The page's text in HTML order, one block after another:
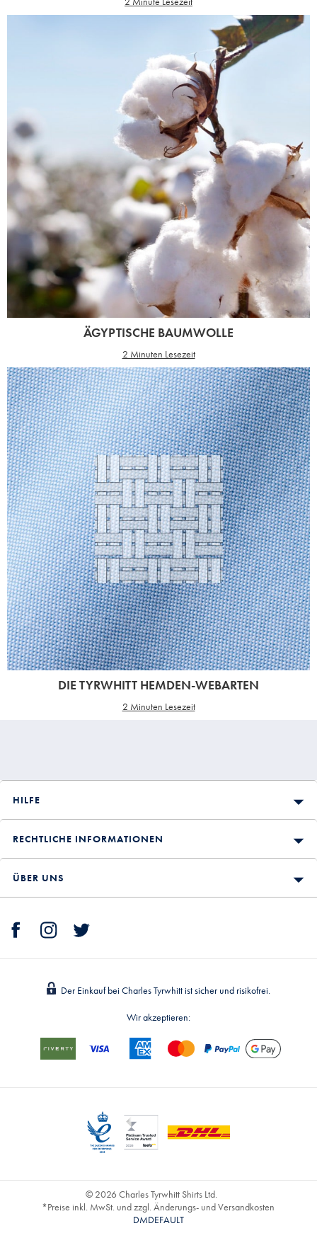
ÄGYPTISCHE BAUMWOLLE
2 Minuten Lesezeit
DIE TYRWHITT HEMDEN-WEBARTEN
2 Minuten Lesezeit
HILFE
RECHTLICHE INFORMATIONEN
ÜBER UNS
Der Einkauf bei Charles Tyrwhitt ist sicher und risikofrei.
Wir akzeptieren:
© 2026 Charles Tyrwhitt Shirts Ltd.
*Preise inkl. MwSt. und zzgl. Änderungs- und Versandkosten
DMDEFAULT